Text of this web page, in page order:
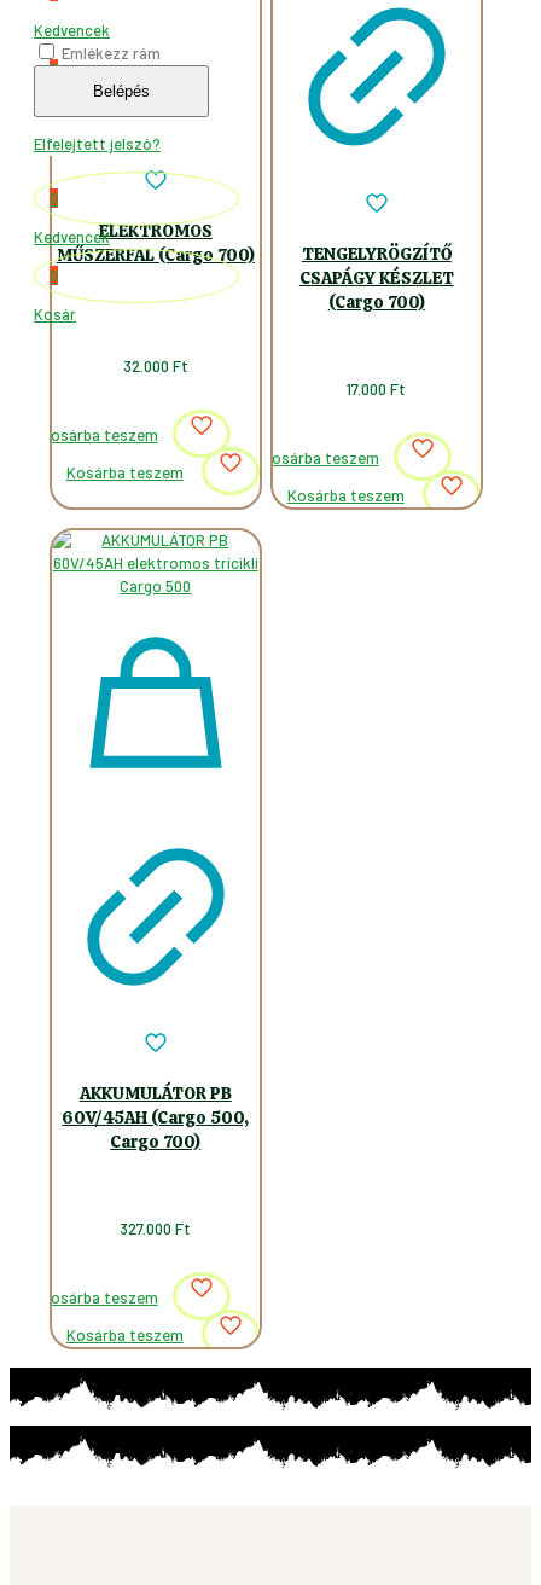
Kedvencek
0
Emlékezz rám
Belépés
Elfelejtett jelszó?
0
Kedvencek
0
Kosár
ELEKTROMOS
MŰSZERFAL (Cargo 700)
32.000 Ft
Kosárba teszem
Kosárba teszem
TENGELYRÖGZÍTŐ
CSAPÁGY KÉSZLET
(Cargo 700)
17.000Ft
Kosárba teszem
Kosárba teszem
AKKUMULÁTOR PB
60V/45AH (Cargo 500,
Cargo 700)
327.000Ft
Kosárba teszem
Kosárba teszem